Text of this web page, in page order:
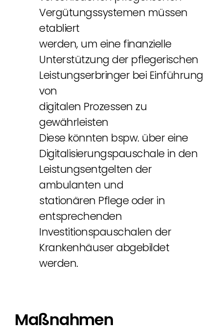
Vergütungssystemen müssen
etabliert
werden, um eine finanzielle
Unterstützung der pflegerischen
Leistungserbringer bei Einführung
von
digitalen Prozessen zu
gewährleisten
Diese könnten bspw. über eine
Digitalisierungspauschale in den
Leistungsentgelten der
ambulanten und
stationären Pflege oder in
entsprechenden
Investitionspauschalen der
Krankenhäuser abgebildet
werden.
Maßnahmen